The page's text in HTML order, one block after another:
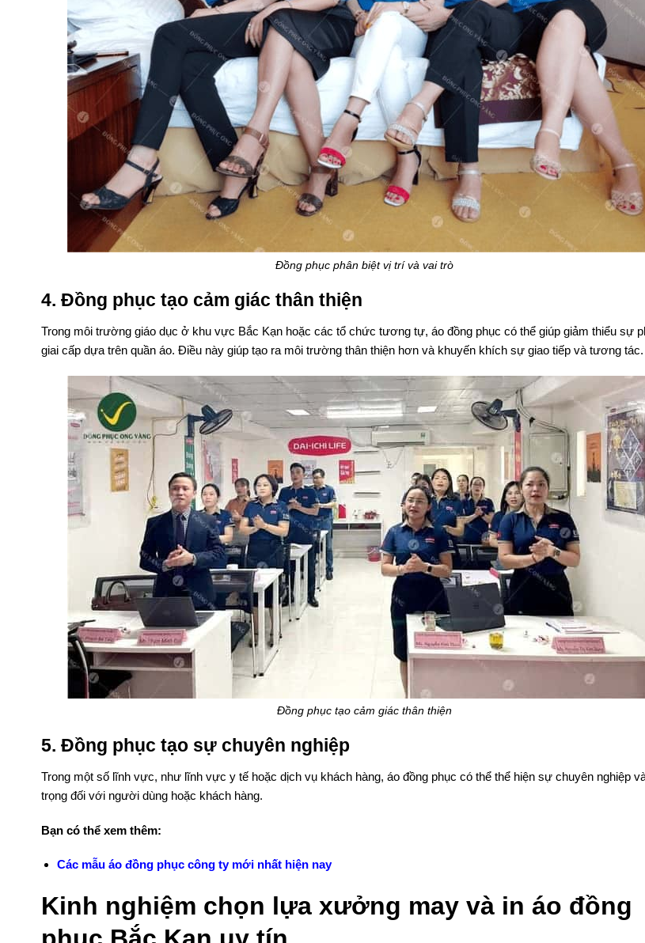
Đồng phục phân biệt vị trí và vai trò
4. Đồng phục tạo cảm giác thân thiện
Trong môi trường giáo dục ở khu vực Bắc Kạn hoặc các tổ chức tương tự, áo đồng phục có thể giúp giảm thiểu sự
giai cấp dựa trên quần áo. Điều này giúp tạo ra môi trường thân thiện hơn và khuyến khích sự giao tiếp và tương tác.
Đồng phục tạo cảm giác thân thiện
5. Đồng phục tạo sự chuyên nghiệp
Trong một số lĩnh vực, như lĩnh vực y tế hoặc dịch vụ khách hàng, áo đồng phục có thể thể hiện sự chuyên nghiệp
trọng đối với người dùng hoặc khách hàng.
Bạn có thể xem thêm:
Các mẫu áo đồng phục công ty mới nhất hiện nay
Kinh nghiệm chọn lựa xưởng may và in áo đồng